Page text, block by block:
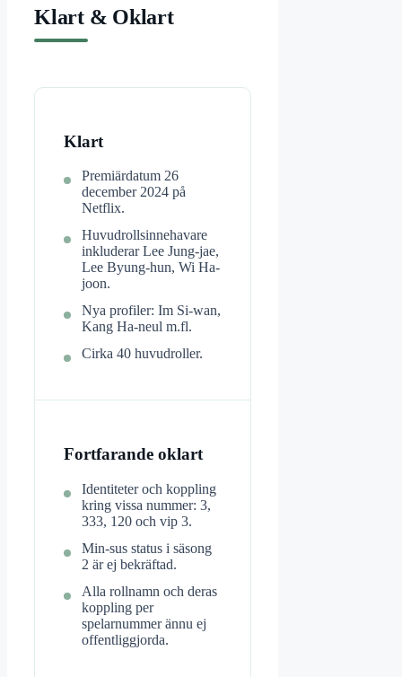
Klart & Oklart
Klart
Premiärdatum 26
december 2024 på
Netflix.
Huvudrollsinnehavare
inkluderar Lee Jung-jae,
Lee Byung-hun, Wi Ha-
joon.
Nya profiler: Im Si-wan,
Kang Ha-neul m.fl.
Cirka 40 huvudroller.
Fortfarande oklart
Identiteter och koppling
kring vissa nummer: 3,
333, 120 och vip 3.
Min-sus status i säsong
2 är ej bekräftad.
Alla rollnamn och deras
koppling per
spelarnummer ännu ej
offentliggjorda.